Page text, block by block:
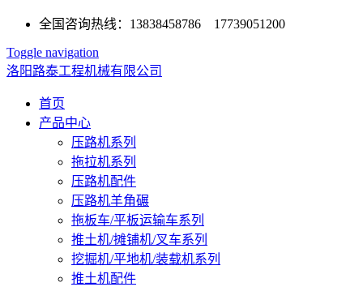
全国咨询热线：13838458786 17739051200
Toggle navigation
洛阳路泰工程机械有限公司
首页
产品中心
压路机系列
拖拉机系列
压路机配件
压路机羊角碾
拖板车/平板运输车系列
推土机/摊铺机/叉车系列
挖掘机/平地机/装载机系列
推土机配件